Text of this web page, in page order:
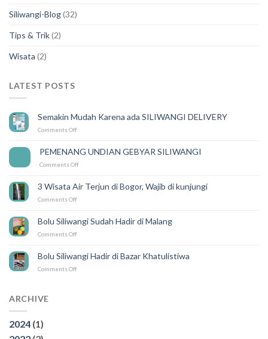
Siliwangi-Blog(32)
Tips & Trik(2)
Wisata (2)
LATEST POSTS
Semakin Mudah Karena ada SILIWANGI DELIVERY
Comments Offon
Karena
ada
DELIVERY
PEMENANG UNDIAN GEBYAR SILIWANGI
Comments Offon
GEBYAR
3 Wisata Air Terjun di Bogor, Wajib di kunjungi
Comments Offon
Air
Terjun
Bogor,
Wajib
di
Bolu Siliwangi Sudah Hadir di Malang
Comments Offon
Sudah
Hadir
Bolu Siliwangi Hadir di Bazar Khatulistiwa
Comments Offon
ARCHIVE
2024 (1)